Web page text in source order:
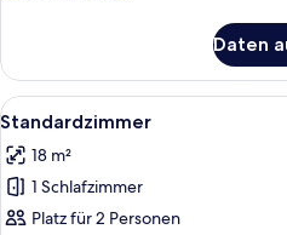
Zimmer
Daten
Alle
Fotos
für
Standardzimmer
anzeigen
8
Standardzimmer
18 m²
1 Schlafzimmer
Platz für 2 Personen